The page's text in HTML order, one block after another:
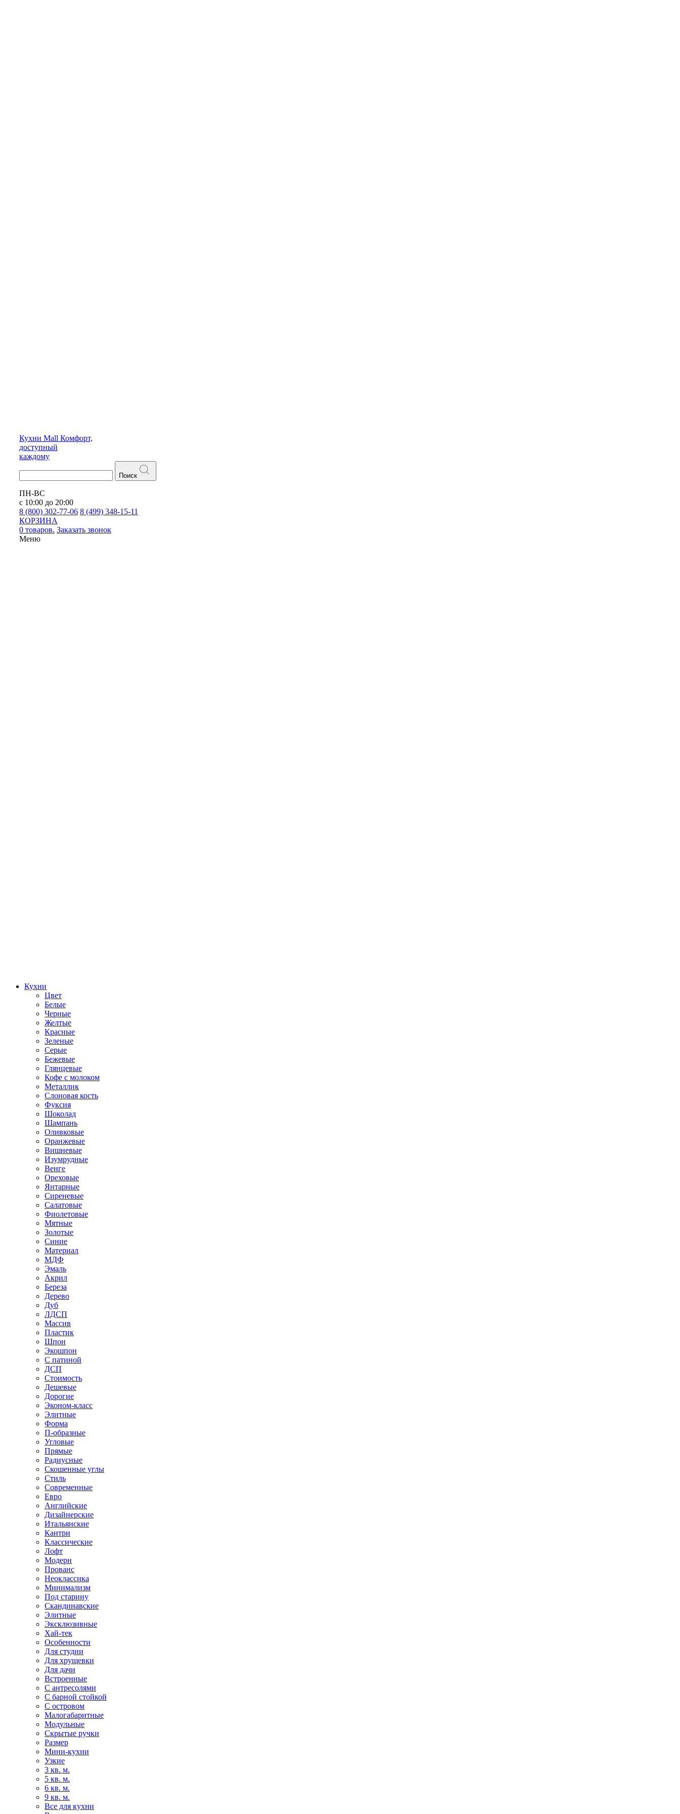
Кухни Mall Комфорт,
доступный
каждому
Поиск
ПН-ВС
с 10:00 до 20:00
8 (800) 302-77-06 8 (499) 348-15-11
КОРЗИНА
0 товаров. Заказать звонок
Меню
Кухни
Цвет
Белые
Черные
Желтые
Красные
Зеленые
Серые
Бежевые
Глянцевые
Кофе с молоком
Металлик
Слоновая кость
Фуксия
Шоколад
Шампань
Оливковые
Оранжевые
Вишневые
Изумрудные
Венге
Ореховые
Янтарные
Сиреневые
Салатовые
Фиолетовые
Мятные
Золотые
Синие
Материал
МДФ
Эмаль
Акрил
Береза
Дерево
Дуб
ЛДСП
Массив
Пластик
Шпон
Экошпон
С патиной
ДСП
Стоимость
Дешевые
Дорогие
Эконом-класс
Элитные
Форма
П-образные
Угловые
Прямые
Радиусные
Скошенные углы
Стиль
Современные
Евро
Английские
Дизайнерские
Итальянские
Кантри
Классические
Лофт
Модерн
Прованс
Неоклассика
Минимализм
Под старину
Скандинавские
Элитные
Эксклюзивные
Хай-тек
Особенности
Для студии
Для хрущевки
Для дачи
Встроенные
С антресолями
С барной стойкой
С островом
Малогабаритные
Модульные
Скрытые ручки
Размер
Мини-кухни
Узкие
3 кв. м.
5 кв. м.
6 кв. м.
9 кв. м.
Все для кухни